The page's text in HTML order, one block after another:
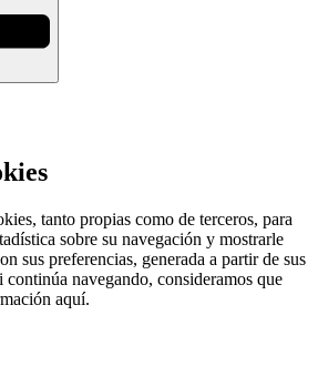
tanto propias como de terceros, para
sobre su navegación y mostrarle
sus preferencias, generada a partir de sus
continúa navegando, consideramos que
aquí.